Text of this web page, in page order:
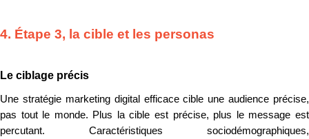
4. Étape 3, la cible et les personas
Le ciblage précis
Une stratégie marketing digital efficace cible une audience précise,
pas tout le monde. Plus la cible est précise, plus le message est
percutant. Caractéristiques sociodémographiques,